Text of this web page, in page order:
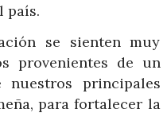
país.
se sienten muy
provenientes de un
principales
para fortalecer la